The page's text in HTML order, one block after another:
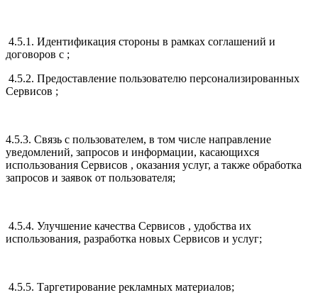
4.5.1. Идентификация стороны в рамках соглашений и
договоров с ;
4.5.2. Предоставление пользователю персонализированных
Сервисов ;
4.5.3. Связь с пользователем, в том числе направление
уведомлений, запросов и информации, касающихся
использования Сервисов , оказания услуг, а также обработка
запросов и заявок от пользователя;
4.5.4. Улучшение качества Сервисов , удобства их
использования, разработка новых Сервисов и услуг;
4.5.5. Таргетирование рекламных материалов;